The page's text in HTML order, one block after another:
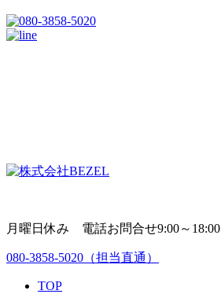
月曜日休み 電話お問合せ9:00～18:00
080-3858-5020 （担当直通）
TOP